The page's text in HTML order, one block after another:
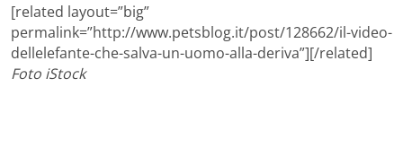
[related layout=”big”
permalink=”http://www.petsblog.it/post/128662/il-video-
dellelefante-che-salva-un-uomo-alla-deriva”][/related]
Foto iStock